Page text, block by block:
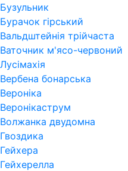
Бузульник
Бурачок гірський
Вальдштейнія трійчаста
Ваточник м'ясо-червоний
Лусімахія
Вербена бонарська
Вероніка
Веронікаструм
Волжанка двудомна
Гвоздика
Гейхера
Гейхерелла